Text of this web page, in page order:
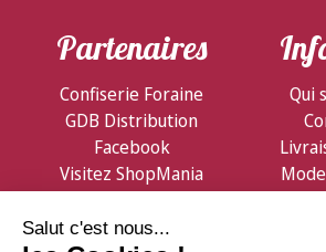
Partenaires
Confiserie Foraine
GDB Distribution
Facebook
Visitez ShopMania
Qui